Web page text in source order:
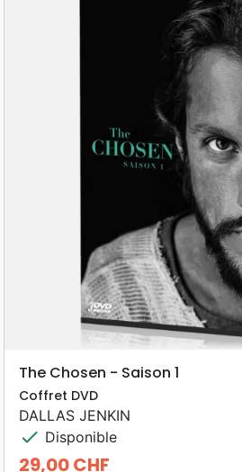
The Chosen - Saison 1
Coffret DVD
DALLAS JENKIN
check Disponible
29,00 CHF